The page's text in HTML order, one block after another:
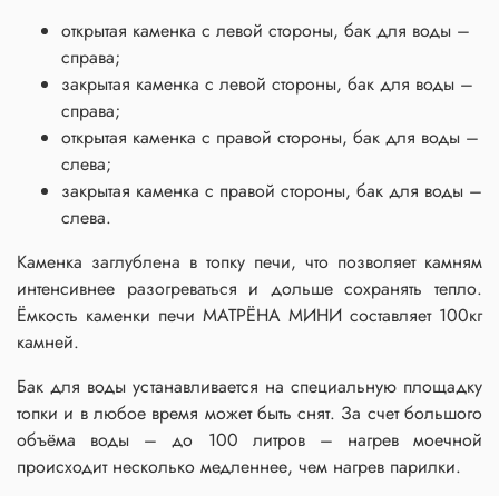
открытая каменка с левой стороны, бак для воды –
справа;
закрытая каменка с левой стороны, бак для воды –
справа;
открытая каменка с правой стороны, бак для воды –
слева;
закрытая каменка с правой стороны, бак для воды –
слева.
Каменка заглублена в топку печи, что позволяет камням
интенсивнее разогреваться и дольше сохранять тепло.
Ёмкость каменки печи МАТРЁНА МИНИ составляет 100кг
камней.
Бак для воды устанавливается на специальную площадку
топки и в любое время может быть снят. За счет большого
объёма воды – до 100 литров – нагрев моечной
происходит несколько медленнее, чем нагрев парилки.